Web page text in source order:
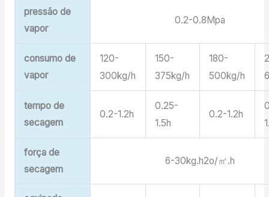
pressão de
vapor
0.2-0.8Mpa
consumo de
vapor
120-
300kg/h
150-
375kg/h
180-
500kg/h
tempo de
secagem
0.2-1.2h
0.25-
1.5h
0.2-1.2h
força de
secagem
6-30kg.h2o/㎡.h